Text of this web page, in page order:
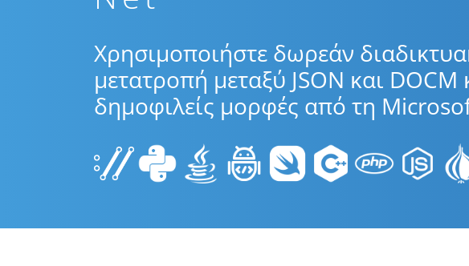
Χρησιμοποιήστε δωρεάν
μετατροπή μεταξύ JSON και
δημοφιλείς μορφές από τη